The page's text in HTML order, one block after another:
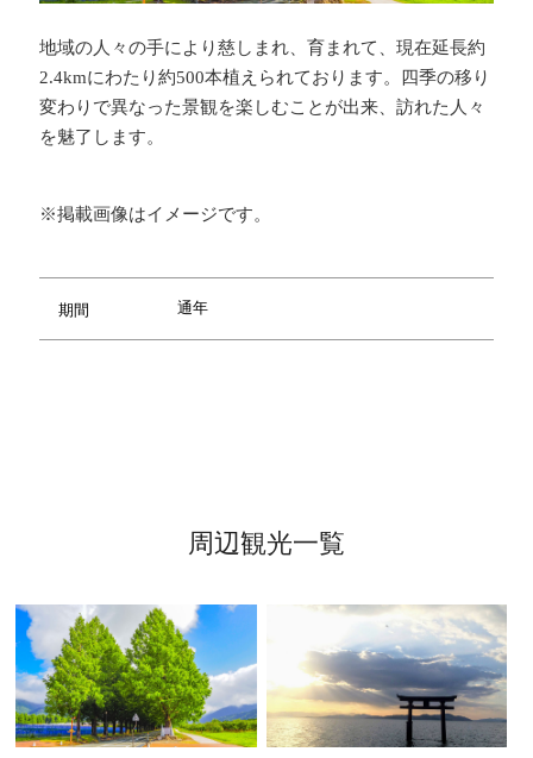
地域の人々の手により慈しまれ、育まれて、現在延長約
2.4kmにわたり約500本植えられております。四季の移り
変わりで異なった景観を楽しむことが出来、訪れた人々
を魅了します。
※掲載画像はイメージです。
期間 通年
周辺観光一覧